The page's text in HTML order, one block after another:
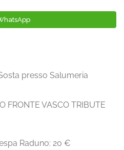
presso Salumeria
FRONTE VASCO TRIBUTE
Raduno: 20 €